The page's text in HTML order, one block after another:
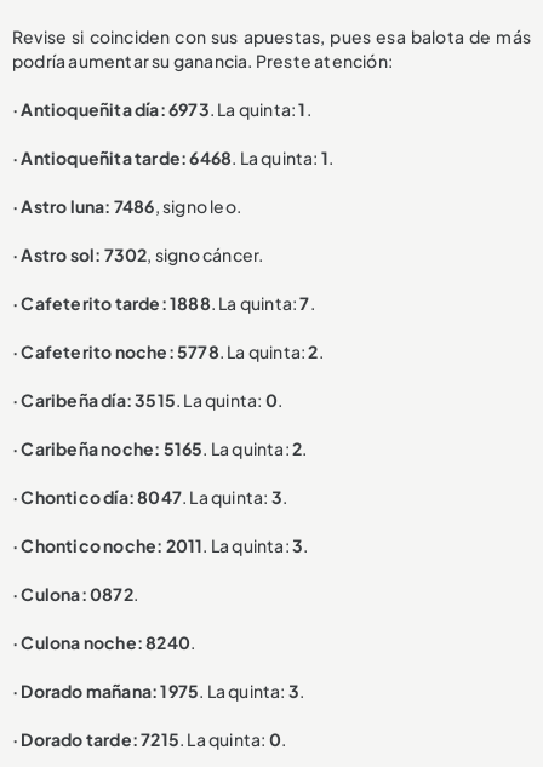
Revise si coinciden con sus apuestas, pues esa balota de más
podría aumentar su ganancia. Preste atención:
· Antioqueñita día: 6973. La quinta:1.
· Antioqueñita tarde: 6468. La quinta: 1.
· Astro luna: 7486, signo leo.
· Astro sol: 7302, signo cáncer.
· Cafeterito tarde: 1888. La quinta:7.
· Cafeterito noche: 5778. La quinta:2.
· Caribeña día: 3515. La quinta: 0.
· Caribeña noche: 5165. La quinta:2.
· Chontico día: 8047. La quinta: 3.
· Chontico noche: 2011. La quinta:3.
· Culona: 0872.
· Culona noche: 8240.
· Dorado mañana: 1975. La quinta: 3.
· Dorado tarde: 7215. La quinta: 0.